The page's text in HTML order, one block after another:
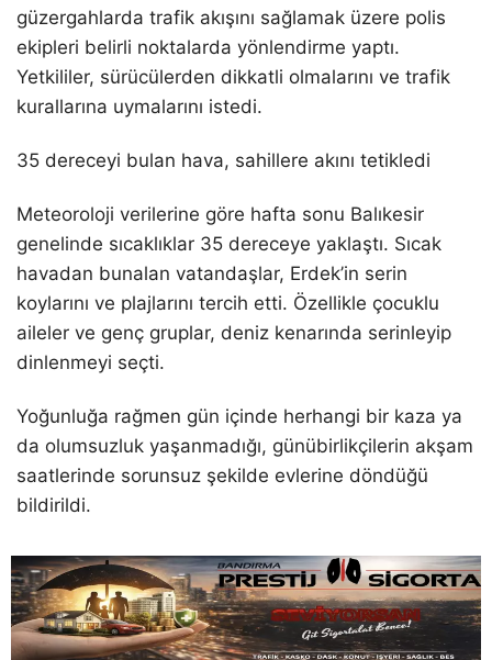
güzergahlarda trafik akışını sağlamak üzere polis
ekipleri belirli noktalarda yönlendirme yaptı.
Yetkililer, sürücülerden dikkatli olmalarını ve trafik
kurallarına uymalarını istedi.
35 dereceyi bulan hava, sahillere akını tetikledi
Meteoroloji verilerine göre hafta sonu Balıkesir
genelinde sıcaklıklar 35 dereceye yaklaştı. Sıcak
havadan bunalan vatandaşlar, Erdek’in serin
koylarını ve plajlarını tercih etti. Özellikle çocuklu
aileler ve genç gruplar, deniz kenarında serinleyip
dinlenmeyi seçti.
Yoğunluğa rağmen gün içinde herhangi bir kaza ya
da olumsuzluk yaşanmadığı, günübirlikçilerin akşam
saatlerinde sorunsuz şekilde evlerine döndüğü
bildirildi.